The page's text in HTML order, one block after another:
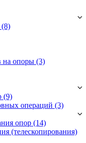
(8)
на опоры (3)
(9)
операций (3)
опор (14)
(телескопирования)